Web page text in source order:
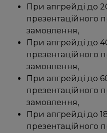
При апгрейді до
презентаційного
замовлення,
При апгрейді до
презентаційного
замовлення,
При апгрейді до
презентаційного
замовлення,
При апгрейді до
презентаційного